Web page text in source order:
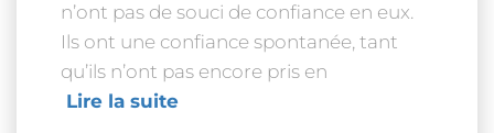
n’ont pas de souci de confiance en eux.
Ils ont une confiance spontanée, tant
qu’ils n’ont pas encore pris en
Lire la suite